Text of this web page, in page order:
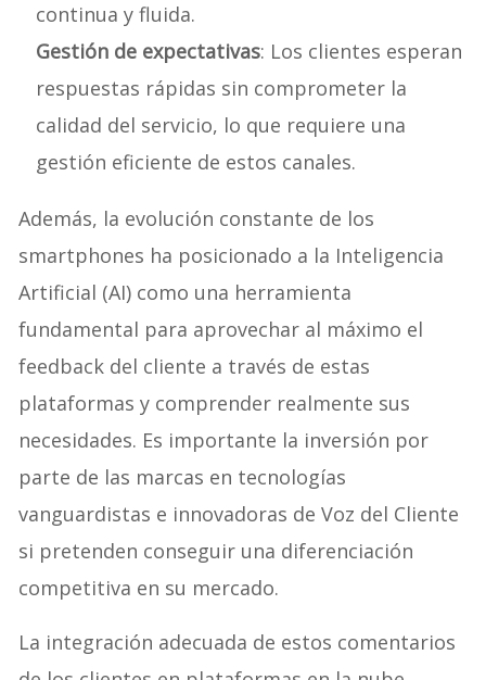
continua y fluida.
Gestión de expectativas: Los clientes esperan
respuestas rápidas sin comprometer la
calidad del servicio, lo que requiere una
gestión eficiente de estos canales.
Además, la evolución constante de los
smartphones ha posicionado a la Inteligencia
Artificial (AI) como una herramienta
fundamental para aprovechar al máximo el
feedback del cliente a través de estas
plataformas y comprender realmente sus
necesidades. Es importante la inversión por
parte de las marcas en tecnologías
vanguardistas e innovadoras de Voz del Cliente
si pretenden conseguir una diferenciación
competitiva en su mercado.
La integración adecuada de estos comentarios